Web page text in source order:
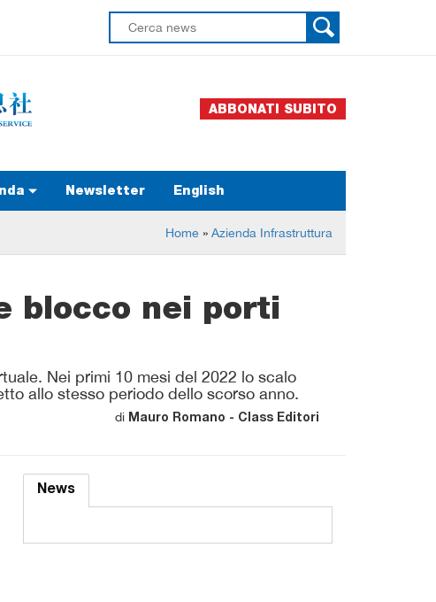
ABBONATI SUBITO
Newsletter English
Home » Azienda Infrastruttura
blocco nei porti
Nei primi 10 mesi del 2022 lo scalo
allo stesso periodo dello scorso anno.
di Mauro Romano - Class Editori
News